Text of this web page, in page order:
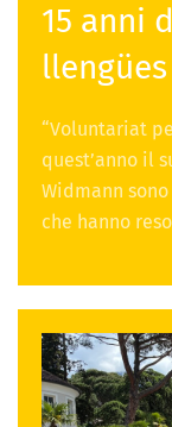
15 anni
llengües
“Voluntariat
quest’anno il
Widmann
che hanno